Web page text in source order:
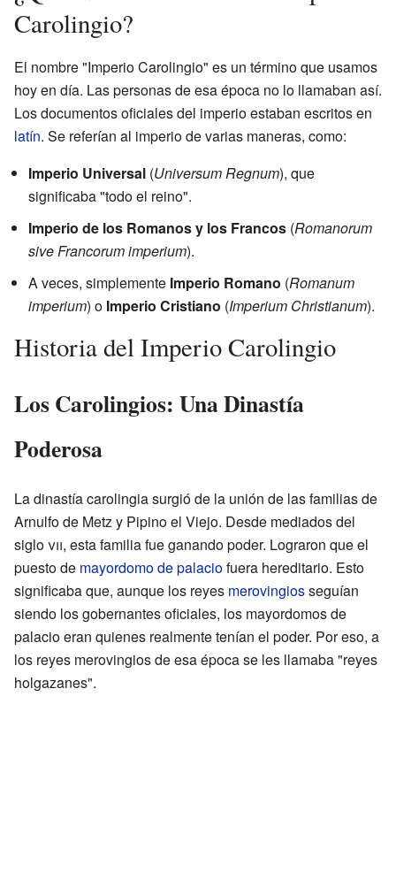
Carolingio?
El nombre "Imperio Carolingio" es un término que usamos
hoy en día. Las personas de esa época no lo llamaban así.
Los documentos oficiales del imperio estaban escritos en
latín. Se referían al imperio de varias maneras, como:
Imperio Universal (Universum Regnum), que
significaba "todo el reino".
Imperio de los Romanos y los Francos (Romanorum
sive Francorum imperium).
A veces, simplemente Imperio Romano (Romanum
imperium) o Imperio Cristiano (Imperium Christianum).
Historia del Imperio Carolingio
Los Carolingios: Una Dinastía
Poderosa
La dinastía carolingia surgió de la unión de las familias de
Arnulfo de Metz y Pipino el Viejo. Desde mediados del
siglovii, esta familia fue ganando poder. Lograron que el
puesto de mayordomo de palaciofuera hereditario. Esto
significaba que, aunque los reyes merovingiosseguían
siendo los gobernantes oficiales, los mayordomos de
palacio eran quienes realmente tenían el poder. Por eso, a
los reyes merovingios de esa época se les llamaba "reyes
holgazanes".